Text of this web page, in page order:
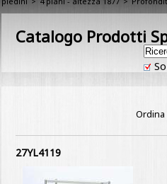
Catalogo Prodotti
Ordina
27YL4119